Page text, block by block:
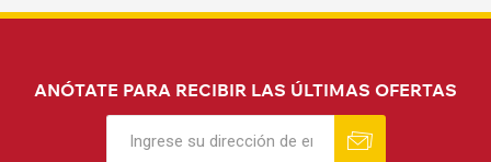
ANÓTATE PARA RECIBIR LAS ÚLTIMAS OFERTAS